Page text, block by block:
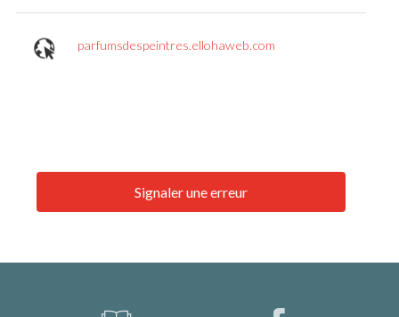
parfumsdespeintres.ellohaweb.com
Signaler une erreur